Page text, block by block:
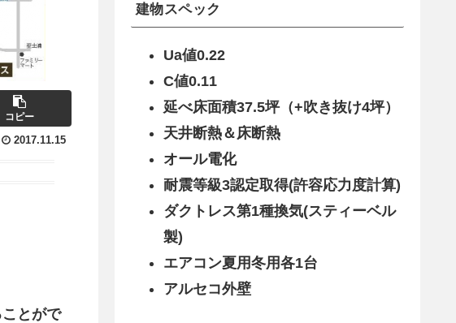
コピー
2017.11.15
とがで
建物スペック
Ua値0.22
C値0.11
延べ床面積37.5坪（+吹き抜け4坪）
天井断熱＆床断熱
オール電化
耐震等級3認定取得(許容応力度計算)
ダクトレス第1種換気(スティーベル
製)
エアコン夏用冬用各1台
アルセコ外壁